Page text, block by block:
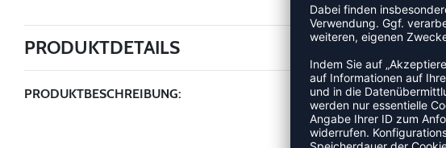
PRODUKTDETAILS
PRODUKTBESCHREIBUNG: